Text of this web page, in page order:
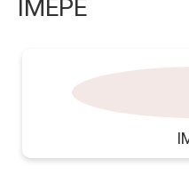
IMEPE